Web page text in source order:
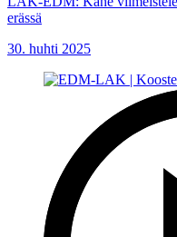
erässä
30. huhti 2025